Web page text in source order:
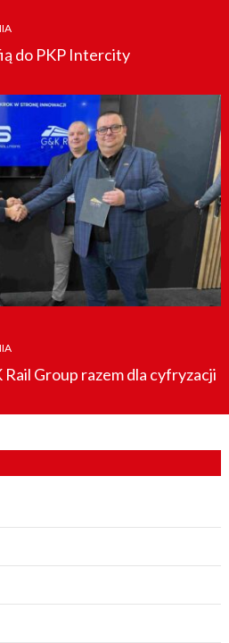
do PKP Intercity
Rail Group razem dla cyfryzacji